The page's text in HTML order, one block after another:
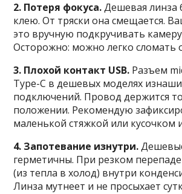
2. Потеря фокуса.Дешевая линза
клею. От тряски она смещается.
это вручную подкручивать
Осторожно: можно легко сломать
3. Плохой контакт USB. Разъем
Type-C в дешевых моделях
подключений. Провод держится
положении. Рекомендую
маленькой стяжкой или кусочком
4. Запотевание изнутри.
герметичны. При резком
(из тепла в холод) внутри
Линза мутнеет и не просыхает